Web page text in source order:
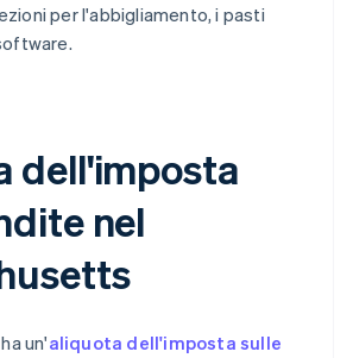
per l'abbigliamento, i pasti
dell'imposta
nel
un'aliquota dell'imposta sulle